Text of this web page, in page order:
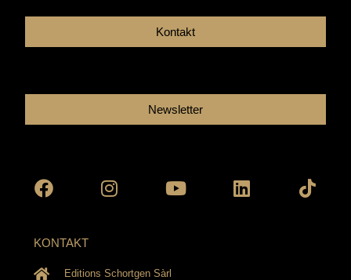
Kontakt
Newsletter
KONTAKT
Editions Schortgen Sàrl